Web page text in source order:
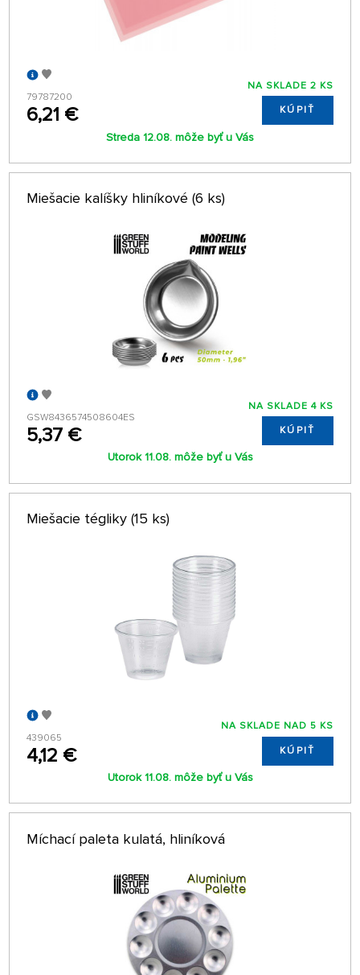
79787200
6,21 €
NA SKLADE 2 KS
KÚPIŤ
Streda 12.08. môže byť u Vás
Miešacie kalíšky hliníkové (6 ks)
GSW8436574508604ES
5,37 €
NA SKLADE 4 KS
KÚPIŤ
Utorok 11.08. môže byť u Vás
Miešacie tégliky (15 ks)
439065
4,12 €
NA SKLADE NAD 5 KS
KÚPIŤ
Utorok 11.08. môže byť u Vás
Míchací paleta kulatá, hliníková